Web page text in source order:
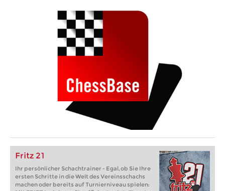
Fritz 21
Ihr persönlicher Schachtrainer - Egal, ob Sie Ihre
ersten Schritte in die Welt des Vereinsschachs
machen oder bereits auf Turnierniveau spielen: